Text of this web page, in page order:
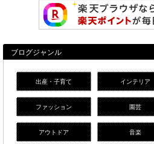
ブログジャンル
出産・子育て インテリア
ファッション 園芸
アウトドア 音楽